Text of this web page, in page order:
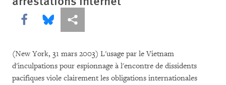
Share this via Facebook
Share this via Bluesky
Share this via Partagez
(New York, 31 mars 2003) L'usage par le Vietnam
d'inculpations pour espionnage à l'encontre de dissidents
pacifiques viole clairement les obligations internationales